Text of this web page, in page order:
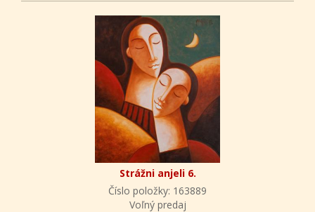
Strážni anjeli 6.
Číslo položky: 163889
Voľný predaj